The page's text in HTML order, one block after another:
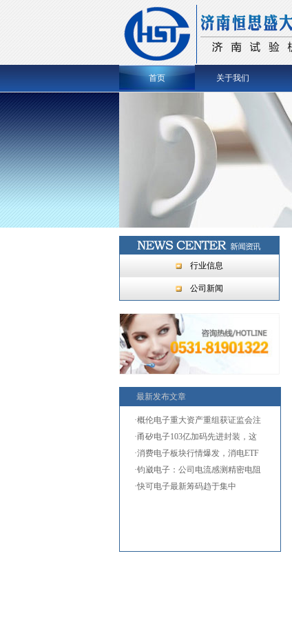
首页 关于我们
行业信息
公司新闻
最新发布文章
·概伦电子重大资产重组获证监会注
·甬矽电子103亿加码先进封装，这
·消费电子板块行情爆发，消电ETF
·钧崴电子：公司电流感测精密电阻
·快可电子最新筹码趋于集中